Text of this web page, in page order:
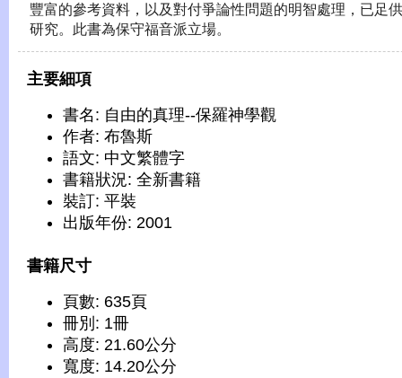
豐富的參考資料，以及對付爭論性問題的明智處理，已足
研究。此書為保守福音派立場。
主要細項
書名: 自由的真理--保羅神學觀
作者: 布魯斯
語文: 中文繁體字
書籍狀況: 全新書籍
裝訂: 平裝
出版年份: 2001
書籍尺寸
頁數: 635頁
冊別: 1冊
高度: 21.60公分
寬度: 14.20公分